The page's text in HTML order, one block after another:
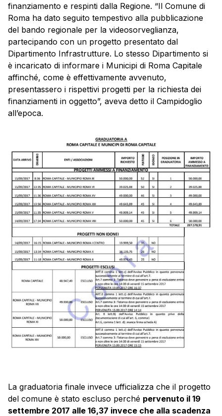
finanziamento e respinti dalla Regione. “Il Comune di
Roma ha dato seguito tempestivo alla pubblicazione
del bando regionale per la videosorveglianza,
partecipando con un progetto presentato dal
Dipartimento Infrastrutture. Lo stesso Dipartimento si
è incaricato di informare i Municipi di Roma Capitale
affinché, come è effettivamente avvenuto,
presentassero i rispettivi progetti per la richiesta dei
finanziamenti in oggetto”, aveva detto il Campidoglio
all’epoca.
La graduatoria finale invece ufficializza che il progetto
del comune è stato escluso perché pervenuto il 19
settembre 2017 alle 16,37 invece che alla scadenza